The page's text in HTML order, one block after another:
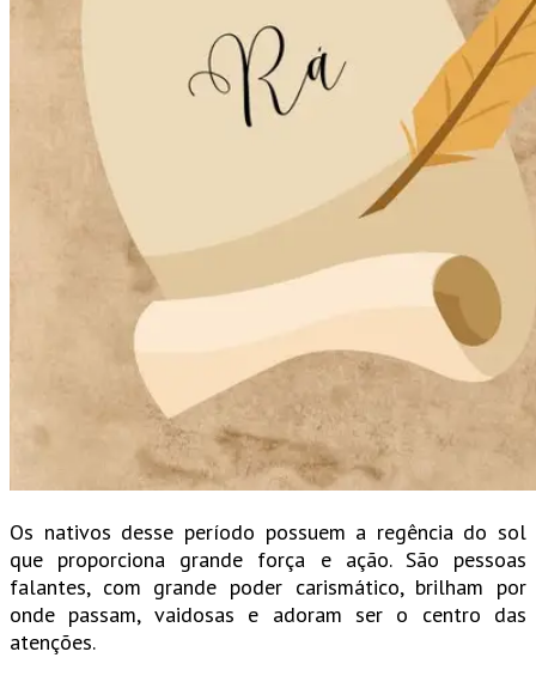
Os nativos desse período possuem a regência do sol
que proporciona grande força e ação. São pessoas
falantes, com grande poder carismático, brilham por
onde passam, vaidosas e adoram ser o centro das
atenções.